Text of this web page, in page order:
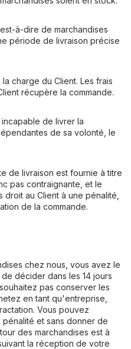
à-dire de marchandises
période de livraison précise
charge du Client. Les frais
récupère la commande.
de livrer la
de sa volonté, le
de livraison est fournie à titre
pas contraignante, et le
au Client à une pénalité,
de la commande.
chez nous, vous avez le
décider dans les 14 jours
pas conserver les
en tant qu'entreprise,
Vous pouvez
et sans donner de
des marchandises est à
la réception de votre